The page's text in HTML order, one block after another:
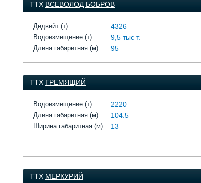
ТТХ ВСЕВОЛОД БОБРОВ
Дедвейт (т) 4326
Водоизмещение (т) 9,5 тыс т.
Длина габаритная (м) 95
ТТХ ГРЕМЯЩИЙ
Водоизмещение (т) 2220
Длина габаритная (м) 104.5
Ширина габаритная (м) 13
ТТХ МЕРКУРИЙ